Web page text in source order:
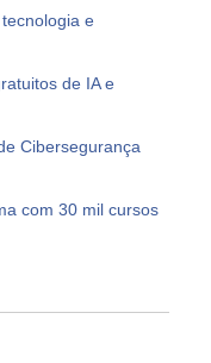
e
de IA e
Cibersegurança
com 30 mil cursos